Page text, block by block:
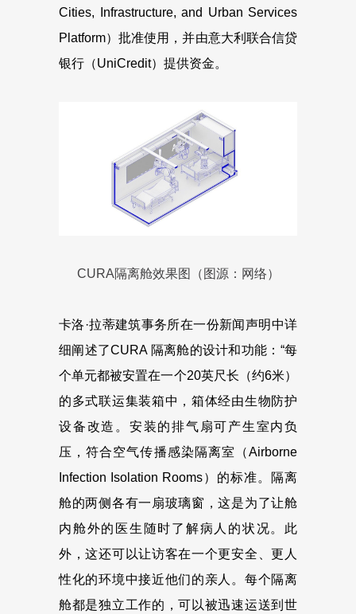
Cities, Infrastructure, and Urban Services
Platform）批准使用，并由意大利联合信贷
银行（UniCredit）提供资金。
CURA隔离舱效果图（图源：网络）
卡洛·拉蒂建筑事务所在一份新闻声明中详
细阐述了CURA 隔离舱的设计和功能：“每
个单元都被安置在一个20英尺长（约6米）
的多式联运集装箱中，箱体经由生物防护
设备改造。安装的排气扇可产生室内负
压，符合空气传播感染隔离室（Airborne
Infection Isolation Rooms）的标准。隔离
舱的两侧各有一扇玻璃窗，这是为了让舱
内舱外的医生随时了解病人的状况。此
外，这还可以让访客在一个更安全、更人
性化的环境中接近他们的亲人。每个隔离
舱都是独立工作的，可以被迅速运送到世